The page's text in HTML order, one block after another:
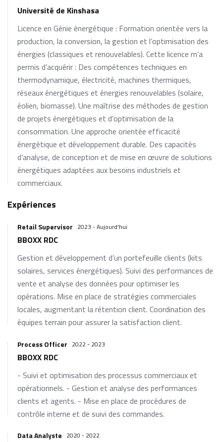
Université de Kinshasa
Licence en Génie énergétique : Formation orientée vers la
production, la conversion, la gestion et l’optimisation des
énergies (classiques et renouvelables). Cette licence m’a
permis d’acquérir : Des compétences techniques en
thermodynamique, électricité, machines thermiques,
réseaux énergétiques et énergies renouvelables (solaire,
éolien, biomasse). Une maîtrise des méthodes de gestion
de projets énergétiques et d’optimisation de la
consommation. Une approche orientée efficacité
énergétique et développement durable. Des capacités
d’analyse, de conception et de mise en œuvre de solutions
énergétiques adaptées aux besoins industriels et
commerciaux.
Expériences
Retail Supervisor 2023 - Aujourd'hui
BBOXX RDC
Gestion et développement d’un portefeuille clients (kits
solaires, services énergétiques). Suivi des performances de
vente et analyse des données pour optimiser les
opérations. Mise en place de stratégies commerciales
locales, augmentant la rétention client. Coordination des
équipes terrain pour assurer la satisfaction client.
Process Officer 2022 - 2023
BBOXX RDC
- Suivi et optimisation des processus commerciaux et
opérationnels. - Gestion et analyse des performances
clients et agents. - Mise en place de procédures de
contrôle interne et de suivi des commandes.
Data Analyste 2020 - 2022